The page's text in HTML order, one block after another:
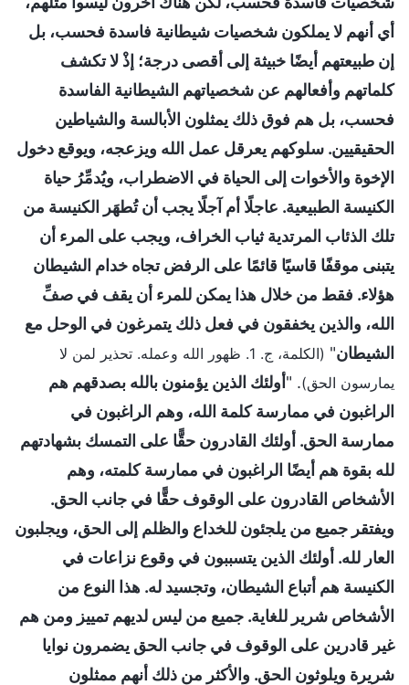
أي أنهم لا يملكون شخصيات شيطانية فاسدة فحسب، بل
إن طبيعتهم أيضًا خبيثة إلى أقصى درجة؛ إذْ لا تكشف
كلماتهم وأفعالهم عن شخصياتهم الشيطانية الفاسدة
فحسب، بل هم فوق ذلك يمثلون الأبالسة والشياطين
الحقيقيين. سلوكهم يعرقل عمل الله ويزعجه، ويوقع دخول
الإخوة والأخوات إلى الحياة في الاضطراب، ويُدمِّرُ حياة
الكنيسة الطبيعية. عاجلًا أم آجلًا يجب أن تُطهَر الكنيسة من
تلك الذئاب المرتدية ثياب الخراف، ويجب على المرء أن
يتبنى موقفًا قاسيًا قائمًا على الرفض تجاه خدام الشيطان
هؤلاء. فقط من خلال هذا يمكن للمرء أن يقف في صفِّ
الله، والذين يخفقون في فعل ذلك يتمرغون في الوحل مع
الشيطان"
(الكلمة، ج. 1. ظهور الله وعمله. تحذير لمن لا
يمارسون الحق). "أولئك الذين يؤمنون بالله بصدقهم هم
الراغبون في ممارسة كلمة الله، وهم الراغبون في
ممارسة الحق. أولئك القادرون حقًّا على التمسك بشهادتهم
لله بقوة هم أيضًا الراغبون في ممارسة كلمته، وهم
الأشخاص القادرون على الوقوف حقًّا في جانب الحق.
ويفتقر جميع من يلجئون للخداع والظلم إلى الحق، ويجلبون
العار لله. أولئك الذين يتسببون في وقوع نزاعات في
الكنيسة هم أتباع الشيطان، وتجسيد له. هذا النوع من
الأشخاص شرير للغاية. جميع من ليس لديهم تمييز ومن هم
غير قادرين على الوقوف في جانب الحق يضمرون نوايا
شريرة ويلوثون الحق. والأكثر من ذلك أنهم ممثلون